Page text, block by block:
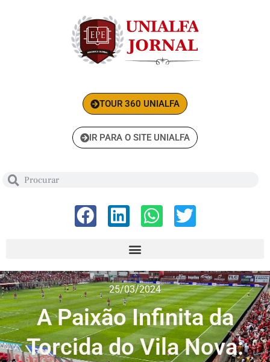
TOUR 360 UNIALFA
IR PARA O SITE UNIALFA
25/03/2024
A Paixão Infinita da
Torcida do Vila Nova: